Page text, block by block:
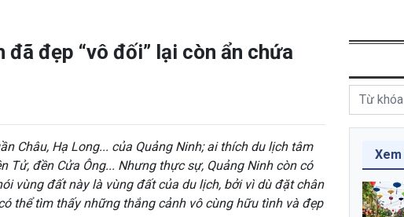
đẹp “vô đối” lại còn ẩn chứa
Châu, Hạ Long... của Quảng Ninh; ai thích du lịch tâm
Tử, đền Cửa Ông... Nhưng thực sự, Quảng Ninh còn có
vùng đất này là vùng đất của du lịch, bởi vì dù đặt chân
thể tìm thấy những thắng cảnh vô cùng hữu tình và đẹp